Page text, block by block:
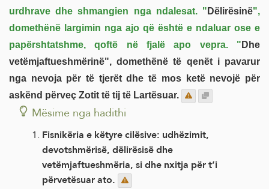
urdhrave dhe shmangien nga ndalesat. " Dëlirësinë",
domethënë largimin nga ajo që është e ndaluar ose e
papërshtatshme, qoftë në fjalë apo vepra. " Dhe
vetëmjaftueshmërinë", domethënë të qenët i pavarur
nga nevoja për të tjerët dhe të mos ketë nevojë për
askënd përveç Zotit të tij të Lartësuar.
Mësime nga hadithi
Fisnikëria e këtyre cilësive: udhëzimit,
devotshmërisë, dëlirësisë dhe
vetëmjaftueshmëria, si dhe nxitja për t’i
përvetësuar ato.